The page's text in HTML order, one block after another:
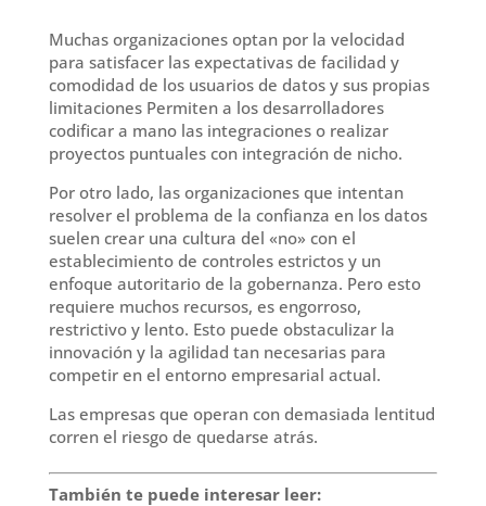
Muchas organizacionesoptan por la velocidad
para satisfacer las expectativas de facilidad y
comodidad de los usuarios de datos y sus propias
limitaciones Permiten a los desarrolladores
codificar a mano las integraciones o realizar
proyectos puntuales con integración de nicho.
Por otro lado, las organizaciones que intentan
resolver el problema de la confianza en los datos
suelen crear una cultura del «no» con el
establecimiento de controles estrictos y un
enfoque autoritario de la gobernanza. Peroesto
requiere muchos recursos, es engorroso,
restrictivo y lento. Esto puede obstaculizar la
innovación y la agilidad tan necesarias para
competir en el entorno empresarial actual.
Las empresas que operan con demasiada lentitud
corren el riesgo de quedarse atrás.
También te puede interesar leer: